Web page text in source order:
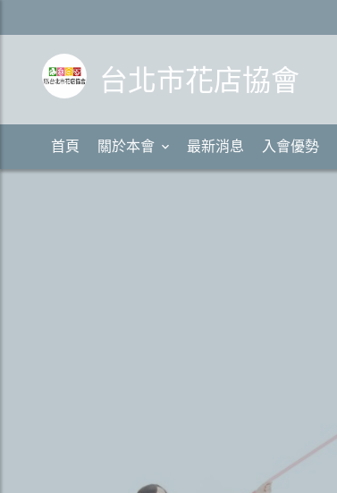
台北市花店協會
首頁 關於本會 最新消息 入會優勢